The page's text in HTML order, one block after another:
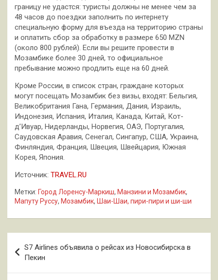
границу не удастся: туристы должны не менее чем за
48 часов до поездки заполнить по интернету
специальную форму для въезда на территорию страны
и оплатить сбор за обработку в размере 650 MZN
(около 800 рублей). Если вы решите провести в
Мозамбике более 30 дней, то официальное
пребывание можно продлить еще на 60 дней.
Кроме России, в список стран, граждане которых
могут посещать Мозамбик без визы, входят: Бельгия,
Великобритания Гана, Германия, Дания, Израиль,
Индонезия, Испания, Италия, Канада, Китай, Кот-
д’Ивуар, Нидерланды, Норвегия, ОАЭ, Португалия,
Саудовская Аравия, Сенегал, Сингапур, США, Украина,
Финляндия, Франция, Швеция, Швейцария, Южная
Корея, Япония.
Источник: TRAVEL.RU
Метки: Город Лоренсу-Маркиш, Манзини и Мозамбик,
Мапуту Руссу, Мозамбик, Шаи-Шаи, пири-пири и ши-ши
по
записям
S7 Airlines объявила о рейсах из Новосибирска в
Пекин